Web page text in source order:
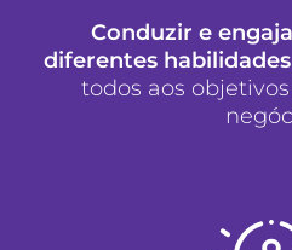
Conduzir e
diferentes
todos aos